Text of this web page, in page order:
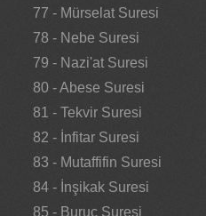
77 - Mürselat Suresi
78 - Nebe Suresi
79 - Nazi'at Suresi
80 - Abese Suresi
81 - Tekvir Suresi
82 - İnfitar Suresi
83 - Mutaffifin Suresi
84 - İnşikak Suresi
85 - Buruc Suresi